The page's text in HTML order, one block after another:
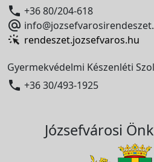
 +36 80/204-618

rendeszet.jozsefvaros.hu
Gyermekvédelmi Készenléti
 +36 30/493-1925
Józsefvárosi